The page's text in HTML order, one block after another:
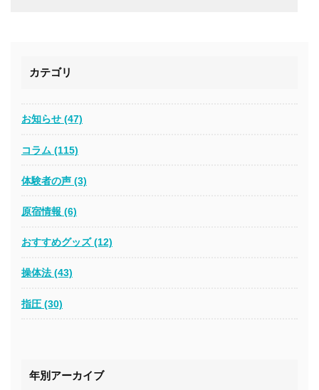
カテゴリ
お知らせ (47)
コラム (115)
体験者の声 (3)
原宿情報 (6)
おすすめグッズ (12)
操体法 (43)
指圧 (30)
年別アーカイブ